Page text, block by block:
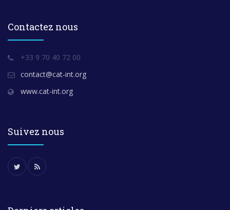
Contactez nous
+33 9 70 40 72 00
contact@cat-int.org
www.cat-int.org
Suivez nous